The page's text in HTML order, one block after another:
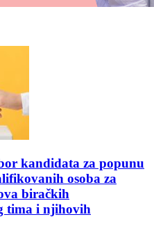
kandidata za popunu
osoba za
biračkih
tima i njihovih